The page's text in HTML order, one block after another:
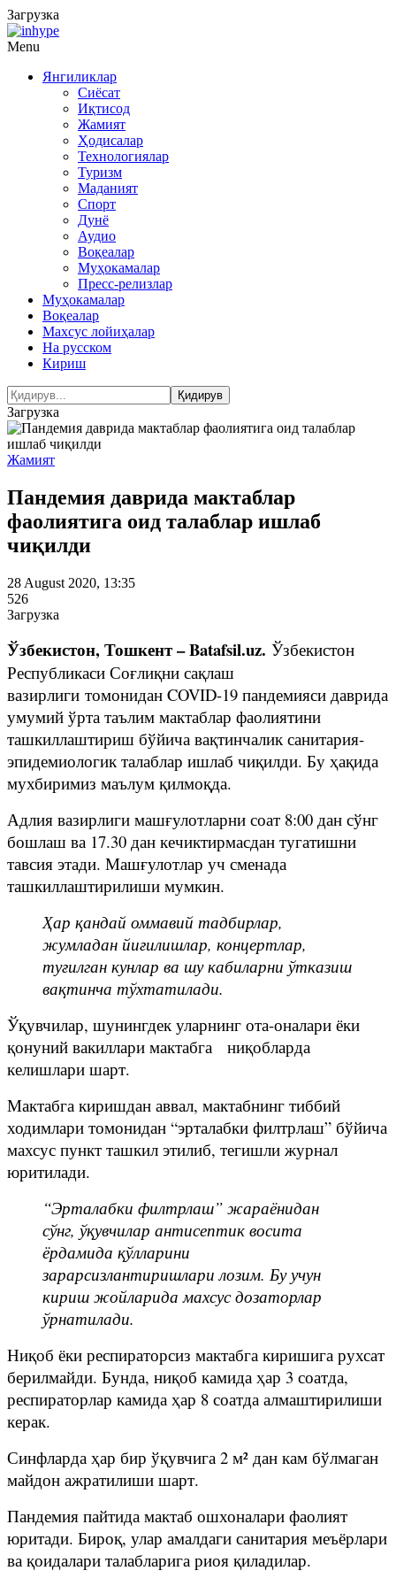
Загрузка
Menu
Янгиликлар
Сиёсат
Иқтисод
Жамият
Ҳодисалар
Технологиялар
Туризм
Маданият
Спорт
Дунё
Аудио
Воқеалар
Муҳокамалар
Пресс-релизлар
Муҳокамалар
Воқеалар
Махсус лойиҳалар
На русском
Кириш
Загрузка
Жамият
Пандемия даврида мактаблар
фаолиятига оид талаблар ишлаб
чиқилди
28 August 2020, 13:35
526
Загрузка
Ўзбекистон, Тошкент – Batafsil.uz. Ўзбекистон
Республикаси Соғлиқни сақлаш
вазирлиги томонидан COVID-19 пандемияси даврида
умумий ўрта таълим мактаблар фаолиятини
ташкиллаштириш бўйича вақтинчалик санитария-
эпидемиологик талаблар ишлаб чиқилди. Бу ҳақида
мухбиримиз маълум қилмоқда.
Адлия вазирлиги машғулотларни соат 8:00 дан сўнг
бошлаш ва 17.30 дан кечиктирмасдан тугатишни
тавсия этади. Машғулотлар уч сменада
ташкиллаштирилиши мумкин.
Ҳар қандай оммавий тадбирлар,
жумладан йиғилишлар, концертлар,
туғилган кунлар ва шу кабиларни ўтказиш
вақтинча тўхтатилади.
Ўқувчилар, шунингдек уларнинг ота-оналари ёки
қонуний вакиллари мактабга ниқобларда
келишлари шарт.
Мактабга киришдан аввал, мактабнинг тиббий
ходимлари томонидан “эрталабки филтрлаш” бўйича
махсус пункт ташкил этилиб, тегишли журнал
юритилади.
“Эрталабки филтрлаш” жараёнидан
сўнг, ўқувчилар антисептик восита
ёрдамида қўлларини
зарарсизлантиришлари лозим. Бу учун
кириш жойларида махсус дозаторлар
ўрнатилади.
Ниқоб ёки респираторсиз мактабга киришига рухсат
берилмайди. Бунда, ниқоб камида ҳар 3 соатда,
респираторлар камида ҳар 8 соатда алмаштирилиши
керак.
Синфларда ҳар бир ўқувчига 2 м² дан кам бўлмаган
майдон ажратилиши шарт.
Пандемия пайтида мактаб ошхоналари фаолият
юритади. Бироқ, улар амалдаги санитария меъёрлари
ва қоидалари талабларига риоя қиладилар.